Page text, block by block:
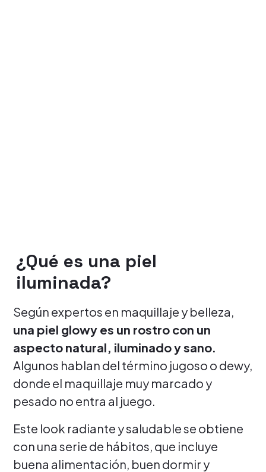
¿Qué es una piel
iluminada?
Según expertos en maquillaje y belleza,
una piel glowy es un rostro con un
aspecto natural, iluminado y sano.
Algunos hablan del término jugoso o dewy,
donde el maquillaje muy marcado y
pesado no entra al juego.
Este look radiante y saludable se obtiene
con una serie de hábitos, que incluye
buena alimentación, buen dormir y